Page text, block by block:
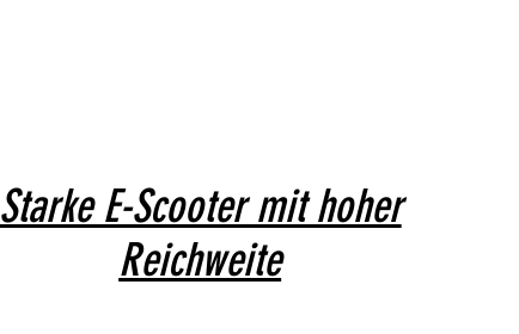
Starke E-Scooter mit hoher
Reichweite